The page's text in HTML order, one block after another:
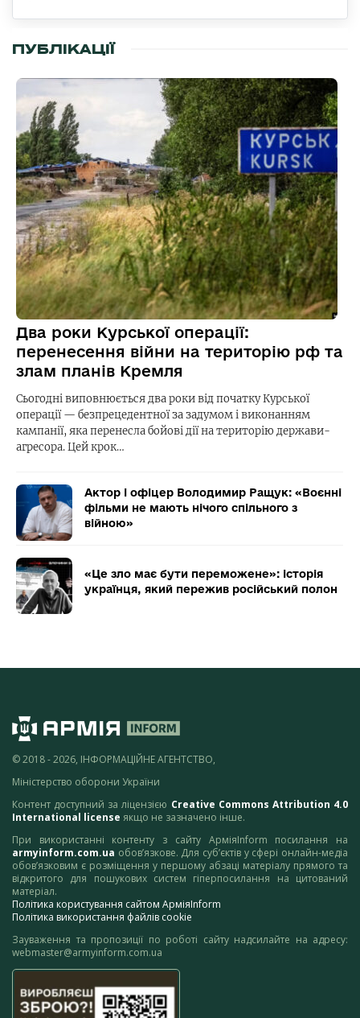
ПУБЛІКАЦІЇ
Два роки Курської операції:
перенесення війни на територію рф та
злам планів Кремля
Сьогодні виповнюється два роки від початку Курської
операції — безпрецедентної за задумом і виконанням
кампанії, яка перенесла бойові дії на територію держави-
агресора. Цей крок…
Актор і офіцер Володимир Ращук: «Воєнні
фільми не мають нічого спільного з
війною»
«Це зло має бути переможене»: історія
українця, який пережив російський полон
© 2018 - 2026, ІНФОРМАЦІЙНЕ АГЕНТСТВО,
Міністерство оборони України
Контент доступний за ліцензією Creative Commons Attribution 4.0
International license якщо не зазначено інше.
При використанні контенту з сайту АрміяInform посилання на
armyinform.com.ua обов’язкове. Для суб’єктів у сфері онлайн-медіа
обов’язковим є розміщення у першому абзаці матеріалу прямого та
відкритого для пошукових систем гіперпосилання на цитований
матеріал.
Політика користування сайтом АрміяInform
Політика використання файлів cookie
Зауваження та пропозиції по роботі сайту надсилайте на адресу:
webmaster@armyinform.com.ua